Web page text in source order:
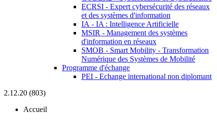
ECRSI - Expert cybersécurité des réseaux
et des systèmes d'information
IA - IA : Intelligence Artificielle
MSIR - Management des systèmes
d'information en réseaux
SMOB - Smart Mobility - Transformation
Numérique des Systèmes de Mobilité
Programme d'échange
PEI - Echange international non diplomant
2.12.20 (803)
Accueil